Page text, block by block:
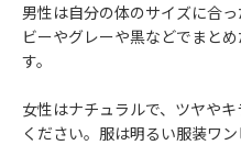
男性は自分の体のサイズに合
ビーやグレーや黒などでまと
す。
女性はナチュラルで、ツヤや
ください。服は明るい服装ワ